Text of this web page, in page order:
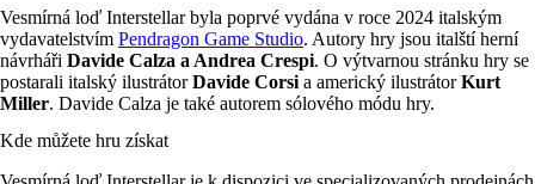
Vesmírná loď Interstellar byla poprvé vydána v roce 2024 italským
vydavatelstvím Pendragon Game Studio. Autory hry jsou italští herní
návrháři Davide Calza a Andrea Crespi. O výtvarnou stránku hry se
postarali italský ilustrátorDavide Corsi a americký ilustrátorKurt
Miller. Davide Calza je také autorem sólového módu hry.
Kde můžete hru získat